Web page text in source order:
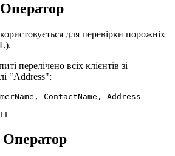
для перевірки порожніх
перелічено всіх клієнтів зі
"Address":
ContactName, Address